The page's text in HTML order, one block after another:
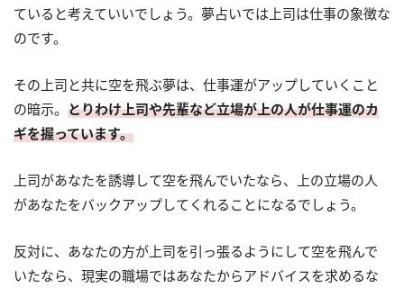
ていると考えていいでしょう。夢占いでは上司は仕事の象徴な
のです。
その上司と共に空を飛ぶ夢は、仕事運がアップしていくこと
の暗示。 とりわけ上司や先輩など立場が上の人が仕事運のカ
ギを握っています。
上司があなたを誘導して空を飛んでいたなら、上の立場の人
があなたをバックアップしてくれることになるでしょう。
反対に、あなたの方が上司を引っ張るようにして空を飛んで
いたなら、現実の職場ではあなたからアドバイスを求めるな